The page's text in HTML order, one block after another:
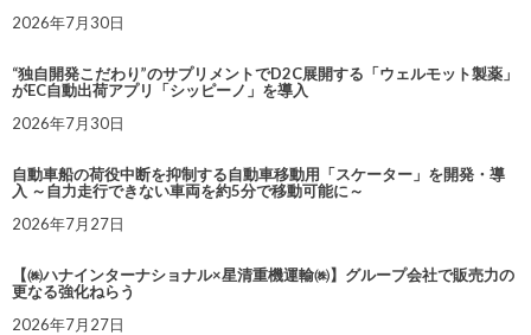
2026年7月30日
“独自開発こだわり”のサプリメントでD2C展開する「ウェルモット製薬」
がEC自動出荷アプリ「シッピーノ」を導入
2026年7月30日
自動車船の荷役中断を抑制する自動車移動用「スケーター」を開発・導
入 ～自力走行できない車両を約5分で移動可能に～
2026年7月27日
【㈱ハナインターナショナル×星清重機運輸㈱】グループ会社で販売力の
更なる強化ねらう
2026年7月27日